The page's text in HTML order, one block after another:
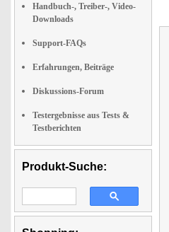
Handbuch-, Treiber-, Video-
Downloads
Support-FAQs
Erfahrungen, Beiträge
Diskussions-Forum
Testergebnisse aus Tests &
Testberichten
Produkt-Suche: